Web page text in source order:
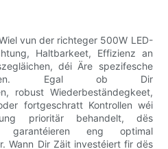
vun der richteger 500W LED-
Haltbarkeet, Effizienz an
déi Äre spezifesche
Egal ob Dir
robust Wiederbeständegkeet,
fortgeschratt Kontrollen wéi
prioritär behandelt, dës
garantéieren eng optimal
Wann Dir Zäit investéiert fir dës